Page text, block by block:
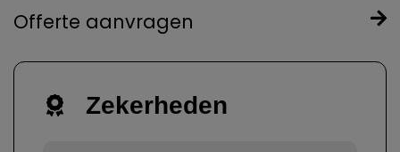
Offerte aanvragen
Zekerheden